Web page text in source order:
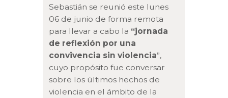
Sebastián se reunió este lunes
06 de junio de forma remota
para llevar a cabo la “jornada
de reflexión por una
convivencia sin violencia”,
cuyo propósito fue conversar
sobre los últimos hechos de
violencia en el ámbito de la